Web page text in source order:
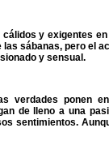
y exigentes
sábanas, pero el
y sensual.
verdades ponen
de lleno a una
sentimientos.